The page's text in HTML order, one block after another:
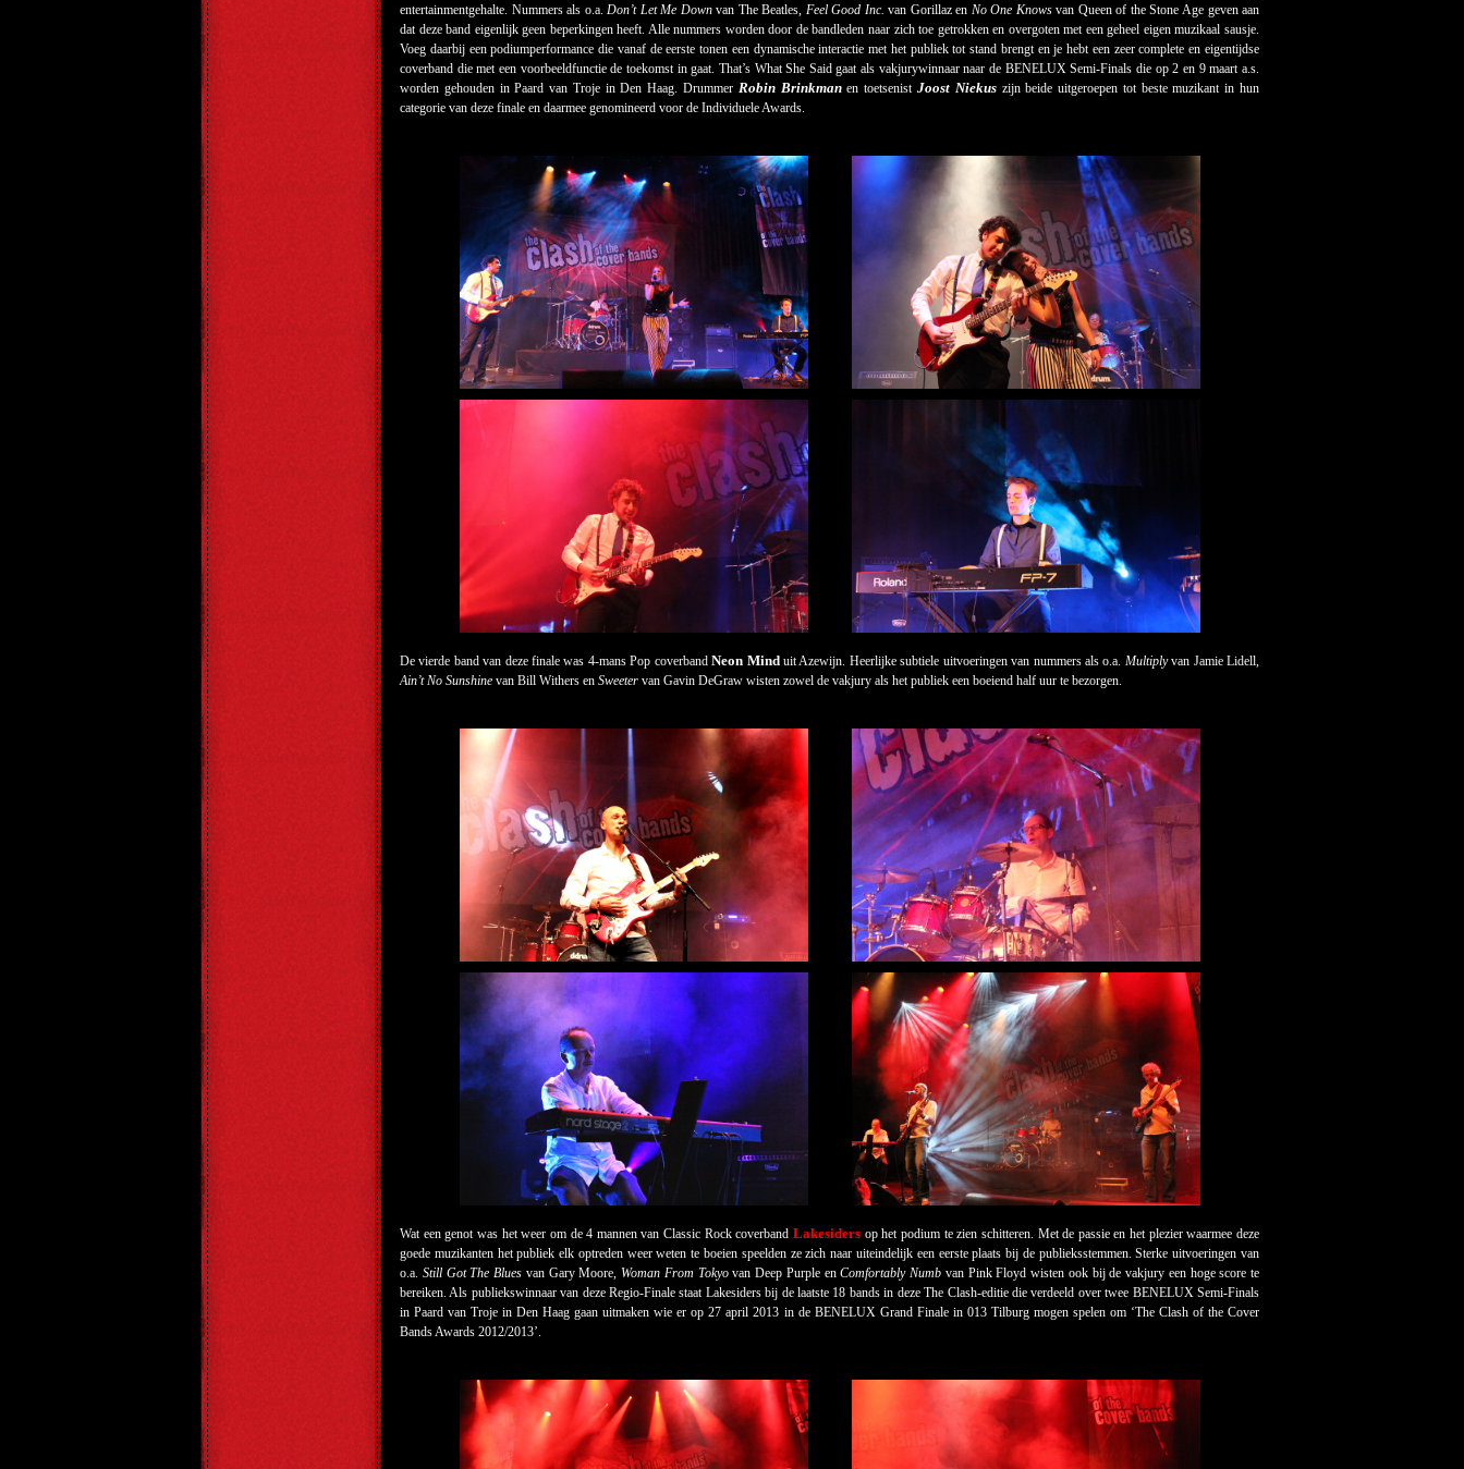
entertainmentgehalte. Nummers als o.a.Don’t Let Me Downvan The Beatles, Feel Good Inc. van Gorillaz en No One Knowsvan Queen of the Stone Age geven aan
dat deze band eigenlijk geen beperkingen heeft. Alle nummers worden door de bandleden naar zich toe getrokken en overgoten met een geheel eigen muzikaal sausje.
Voeg daarbij een podiumperformance die vanaf de eerste tonen een dynamische interactie met het publiek tot stand brengt en je hebt een zeer complete en eigentijdse
coverband die met een voorbeeldfunctie de toekomst in gaat. That’s What She Said gaat als vakjurywinnaar naar de BENELUX Semi-Finals die op 2 en 9 maart a.s.
worden gehouden in Paard van Troje in Den Haag. Drummer Robin Brinkmanen toetsenist Joost Niekuszijn beide uitgeroepen tot beste muzikant in hun
categorie van deze finale en daarmee genomineerd voor de Individuele Awards.
De vierde band van deze finale was 4-mans Pop coverbandNeon Minduit Azewijn. Heerlijke subtiele uitvoeringen van nummers als o.a. Multiplyvan Jamie Lidell,
Ain’t No Sunshine van Bill Withers en Sweeter van Gavin DeGraw wisten zowel de vakjury als het publiek een boeiend half uur te bezorgen.
Wat een genot was het weer om de 4 mannen van Classic Rock coverband Lakesiders op het podium te zien schitteren. Met de passie en het plezier waarmee deze
goede muzikanten het publiek elk optreden weer weten te boeien speelden ze zich naar uiteindelijk een eerste plaats bij de publieksstemmen. Sterke uitvoeringen van
o.a. Still Got The Blues van Gary Moore, Woman From Tokyovan Deep Purple enComfortably Numb van Pink Floyd wisten ook bij de vakjury een hoge score te
bereiken. Als publiekswinnaar van deze Regio-Finale staat Lakesiders bij de laatste 18 bands in deze The Clash-editie die verdeeld over twee BENELUX Semi-Finals
in Paard van Troje in Den Haag gaan uitmaken wie er op 27 april 2013 in de BENELUX Grand Finale in 013 Tilburg mogen spelen om ‘The Clash of the Cover
Bands Awards 2012/2013’.